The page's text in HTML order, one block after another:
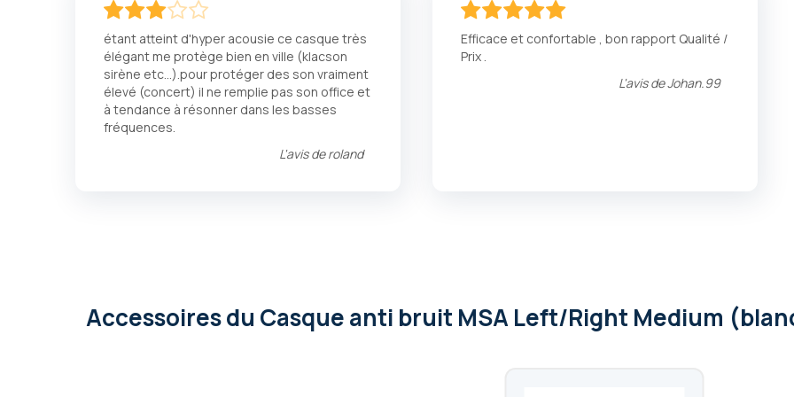
étant atteint d'hyper acousie ce casque très
élégant me protège bien en ville (klacson
sirène etc...).pour protéger des son vraiment
élevé (concert) il ne remplie pas son office et
à tendance à résonner dans les basses
fréquences.
L'avis deroland
Efficace et confortable , bon rapport Qualité /
Prix .
L'avis deJohan.99
Accessoiresdu Casque anti bruit MSA Left/Right Medium